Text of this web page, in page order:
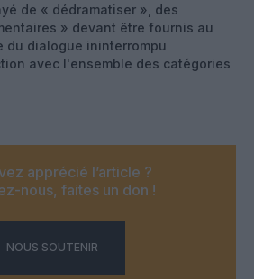
de « dédramatiser », des
» devant être fournis au
du dialogue ininterrompu
avec l'ensemble des catégories
apprécié l’article ?
nous, faites un don !
NOUS SOUTENIR